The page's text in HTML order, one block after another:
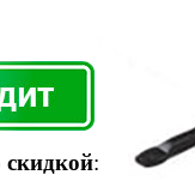
скидкой: